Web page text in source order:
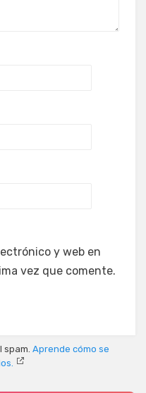
y web en
vez que comente.
Aprende cómo se